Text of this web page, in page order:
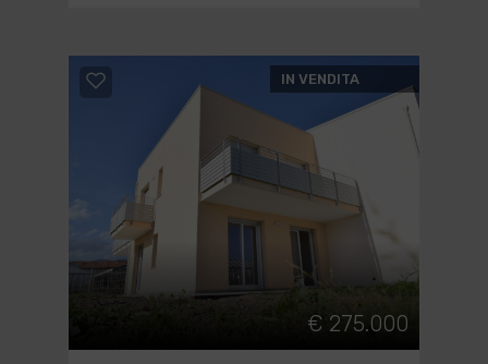
IN VENDITA
€ 275.000